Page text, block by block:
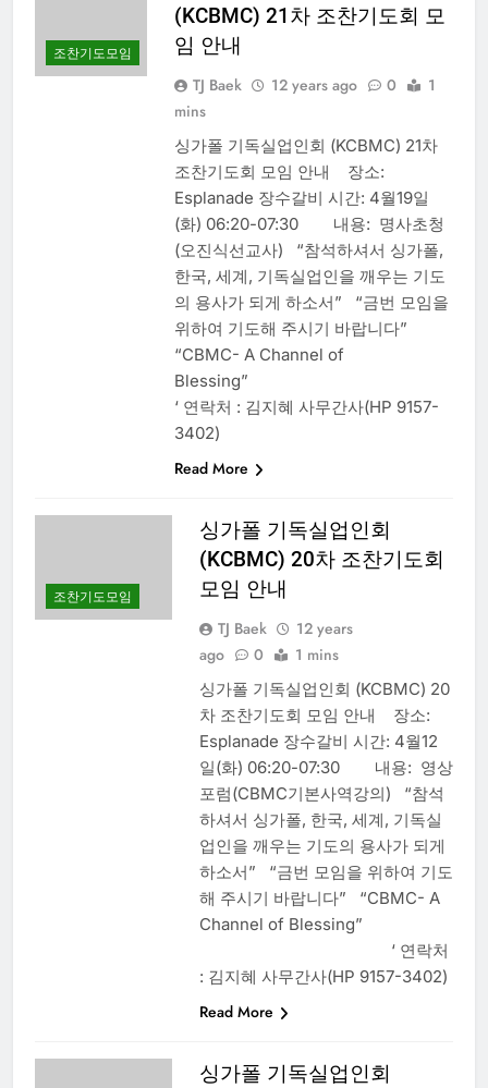
조찬기도모임
(KCBMC) 21차 조찬기도회 모
임 안내
TJ Baek 12 years ago 0
1
mins
싱가폴 기독실업인회 (KCBMC) 21차
조찬기도회 모임 안내 장소:
Esplanade 장수갈비 시간: 4월19일
(화) 06:20-07:30 내용: 명사초청
(오진식선교사) “참석하셔서 싱가폴,
한국, 세계, 기독실업인을 깨우는 기도
의 용사가 되게 하소서” “금번 모임을
위하여 기도해 주시기 바랍니다”
“CBMC- A Channel of
Blessing”
‘ 연락처 : 김지혜 사무간사(HP 9157-
3402)
Read More
조찬기도모임
싱가폴 기독실업인회
(KCBMC) 20차 조찬기도회
모임 안내
TJ Baek
12 years
ago
0 1 mins
싱가폴 기독실업인회 (KCBMC) 20
차 조찬기도회 모임 안내 장소:
Esplanade 장수갈비 시간: 4월12
일(화) 06:20-07:30 내용: 영상
포럼(CBMC기본사역강의) “참석
하셔서 싱가폴, 한국, 세계, 기독실
업인을 깨우는 기도의 용사가 되게
하소서” “금번 모임을 위하여 기도
해 주시기 바랍니다” “CBMC- A
Channel of Blessing”
‘ 연락처
: 김지혜 사무간사(HP 9157-3402)
Read More
싱가폴 기독실업인회